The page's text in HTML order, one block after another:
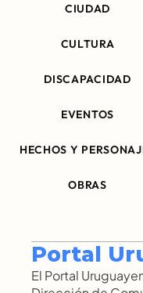
CIUDAD
CULTURA
DISCAPACIDAD
EVENTOS
HECHOS Y
OBRAS
Portal
El Portal